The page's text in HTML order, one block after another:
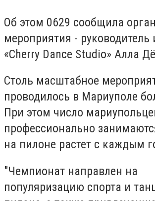
Об этом 0629 сообщила
мероприятия - руководитель
«Cherry Dance Studio» Алла
Столь масштабное
проводилось в Мариуполе
При этом число
профессионально
на пилоне растет с каждым
"Чемпионат направлен на
популяризацию спорта и